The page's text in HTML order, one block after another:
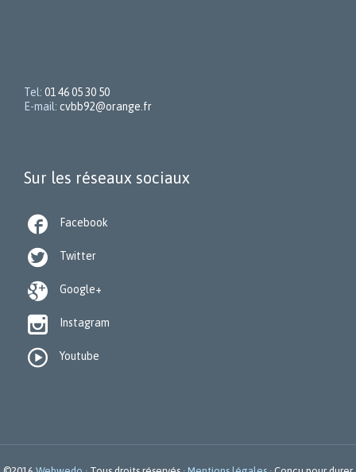
Tel: 01 46 05 30 50
E-mail: cvbb92@orange.fr
Sur les réseaux sociaux
 Facebook
 Twitter
 Google+
 Instagram
 Youtube